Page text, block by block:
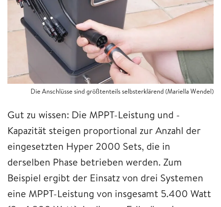
Die Anschlüsse sind größtenteils selbsterklärend (Mariella Wendel)
Gut zu wissen: Die MPPT-Leistung und -
Kapazität steigen proportional zur Anzahl der
eingesetzten Hyper 2000 Sets, die in
derselben Phase betrieben werden. Zum
Beispiel ergibt der Einsatz von drei Systemen
eine MPPT-Leistung von insgesamt 5.400 Watt